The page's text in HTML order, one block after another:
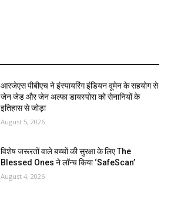
आरजेएस पीबीएच ने इंस्पायरिंग इंडियन वूमेन के सहयोग से
जेन जेड और जेन अल्फा डायस्पोरा को सेनानियों के
इतिहास से जोड़ा
August 5, 2026
विशेष जरूरतों वाले बच्चों की सुरक्षा के लिए The
Blessed Ones ने लॉन्च किया ‘SafeScan’
August 4, 2026